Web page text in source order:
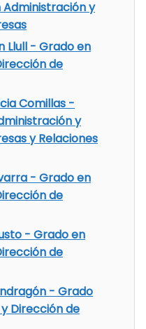
y
Llull - Grado en
de
Comillas -
y
y Relaciones
- Grado en
de
- Grado en
de
- Grado
Dirección de